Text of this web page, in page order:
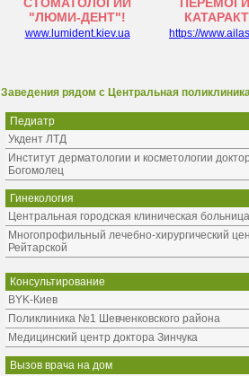
"ЛЮМИ-ДЕНТ"!
www.lumident.kiev.ua https://
Заведения рядом с Центральная
Педиатр
Укдент ЛТД
Институт дерматологии и косметологии
Богомолец
Гинекология
Центральная городская клиническая
Многопрофильный лечебно-хирургический
Рейтарской
Консультирование
BYK-Киев
Поликлиника №1 Шевченковского района
Медицинский центр доктора Зинчука
Вызов врача на дом